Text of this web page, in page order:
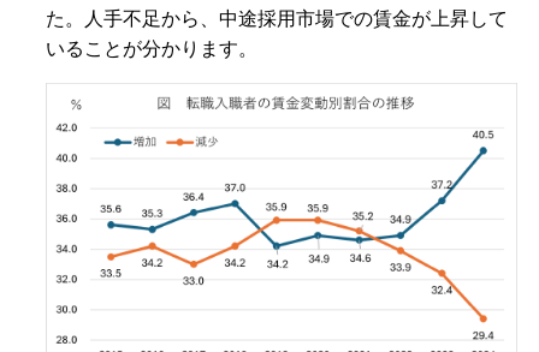
た。人手不足から、中途採用市場での賃金が上昇して
いることが分かります。